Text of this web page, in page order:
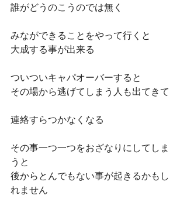
誰がどうのこうのでは無く
みなができることをやって行くと
大成する事が出来る
ついついキャパオーバーすると
その場から逃げてしまう人も出てきて
連絡すらつかなくなる
その事一つ一つをおざなりにしてしま
うと
後からとんでもない事が起きるかもし
れません